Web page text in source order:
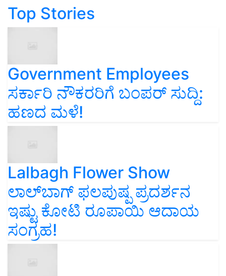
Top Stories
Government Employees
ಸರ್ಕಾರಿ ನೌಕರರಿಗೆ ಬಂಪರ್‌ ಸುದ್ದಿ:
ಹಣದ ಮಳೆ!
Lalbagh Flower Show
ಲಾಲ್‌ಬಾಗ್ ಫಲಪುಷ್ಪ ಪ್ರದರ್ಶನ
ಇಷ್ಟು ಕೋಟಿ ರೂಪಾಯಿ ಆದಾಯ
ಸಂಗ್ರಹ!